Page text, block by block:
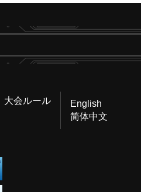
大会ルール
English
简体中文